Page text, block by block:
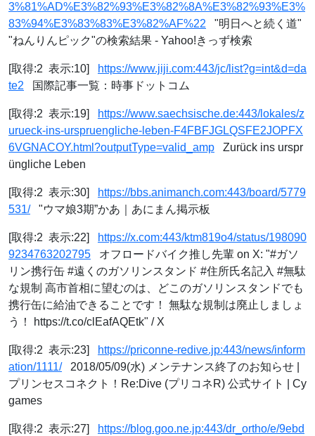
3%81%AD%E3%82%93%E3%82%8A%E3%82%93%E3%
83%94%E3%83%83%E3%82%AF%22 "明日へと続く道"
"ねんりんピック"の検索結果 - Yahoo!きっず検索
[取得:2 表示:10]
https://www.jiji.com:443/jc/list?g=int&d=da
te2 国際記事一覧：時事ドットコム
[取得:2 表示:19]
https://www.saechsische.de:443/lokales/z
urueck-ins-urspruengliche-leben-F4FBFJGLQSFE2JOPFX
6VGNACOY.html?outputType=valid_amp Zurück ins urspr
üngliche Leben
[取得:2 表示:30]
https://bbs.animanch.com:443/board/5779
531/"ウマ娘3期”かあ｜あにまん掲示板
[取得:2 表示:22]
https://x.com:443/ktm819o4/status/198090
9234763202795 オフロードバイク推し先輩 on X: "#ガソ
リン携行缶 #遠くのガソリンスタンド #住所氏名記入 #無駄
な規制 高市首相に望むのは、どこのガソリンスタンドでも
携行缶に給油できることです！ 無駄な規制は廃止しましょ
う！ https://t.co/clEafAQEtk" / X
[取得:2 表示:23]
https://priconne-redive.jp:443/news/inform
ation/1111/2018/05/09(水) メンテナンス終了のお知らせ |
プリンセスコネクト！Re:Dive (プリコネR) 公式サイト | Cy
games
[取得:2 表示:27]
https://blog.goo.ne.jp:443/dr_ortho/e/9ebd